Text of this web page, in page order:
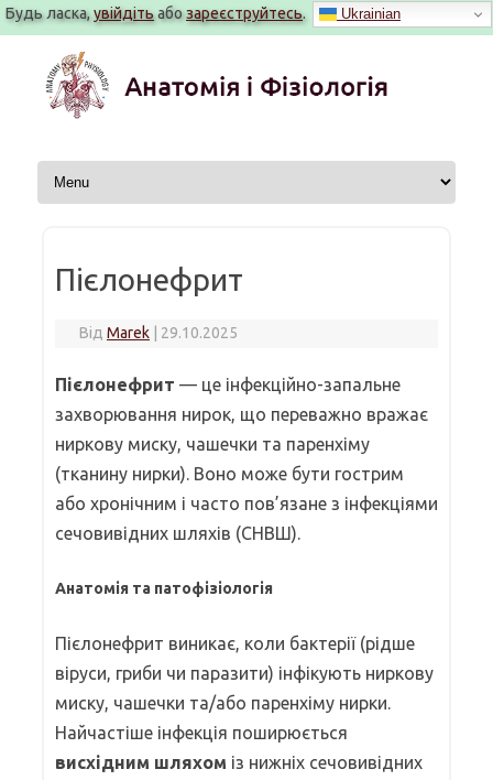
Будь ласка,увійдітьабозареєструйтесь.
вмісту
Пієлонефрит
Від Marek 29.10.2025
Пієлонефрит — це інфекційно-запальне
захворювання нирок, що переважно вражає
ниркову миску, чашечки та паренхіму
(тканину нирки). Воно може бути гострим
або хронічним і часто пов’язане з інфекціями
сечовивідних шляхів (СНВШ).
Анатомія та патофізіологія
Пієлонефрит виникає, коли бактерії (рідше
віруси, гриби чи паразити) інфікують ниркову
миску, чашечки та/або паренхіму нирки.
Найчастіше інфекція поширюється
висхідним шляхом із нижніх сечовивідних
Ukrainian